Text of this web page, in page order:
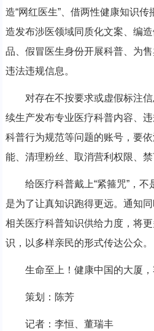
造“网红医生”、借两性健康知识
造发布涉医领域同质化文案、编
品、假冒医生身份开展科普、为
违法违规信息。
对存在不按要求或虚假标注信
续生产发布专业医疗科普内容、
科普行为规范等问题的账号，要
能、清理粉丝、取消营利权限、禁
给医疗科普戴上“紧箍咒”，不
是为了让真知识跑得更远。通知
相关医疗科普知识供给力度，将
识，以多样亲民的形式传达公众。
生命至上！健康中国的大厦，
策划：陈芳
记者：李恒、董瑞丰